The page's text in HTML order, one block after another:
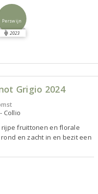
Perswijn
2023
Grigio 2024
Collio
fruittonen en florale
en zacht in en bezit een